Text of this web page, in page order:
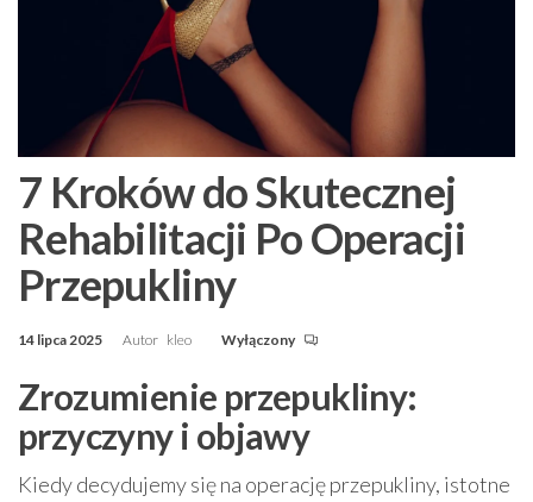
7 Kroków do Skutecznej
Rehabilitacji Po Operacji
Przepukliny
14 lipca 2025 Autor kleo Wyłączony
Zrozumienie przepukliny:
przyczyny i objawy
Kiedy decydujemy się na operację przepukliny, istotne